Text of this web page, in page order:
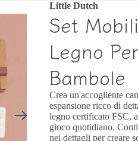
Little Dutch
Set
Legno
Bambole
Crea un'accogliente
espansione ricco di
legno certificato FSC,
gioco quotidiano.
nei dettagli per creare